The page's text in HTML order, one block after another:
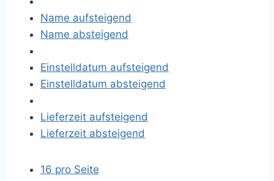
Name aufsteigend
Name absteigend
Einstelldatum aufsteigend
Einstelldatum absteigend
Lieferzeit aufsteigend
Lieferzeit absteigend
16 pro Seite